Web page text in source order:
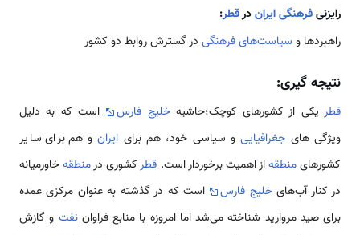
رایزنیفرهنگیایراندرقطر:
راهبردها و سیاست‌های فرهنگی در گسترش روابط دو کشور
نتیجه گیری:
قطریكی از كشورهای كوچک؛حاشیهخلیج فارس
است كه به دلیل
ویژگی های جغرافیاییو سیاسی خود، هم برای ایرانو هم برای سایر
كشورهایمنطقهاز اهمیت برخوردار است. قطرکشوری درمنطقهخاورمیانه
در کنار آب‌هایخلیج فارس
است که در گذشته به عنوان مرکزی عمده
برای صید مروارید شناخته می‌شد اما امروزه با منابع فراواننفت و گازش